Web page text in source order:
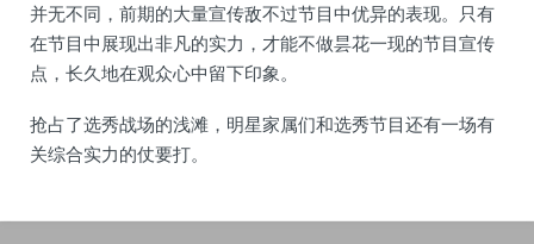
并无不同，前期的大量宣传敌不过节目中优异的表现。只有
在节目中展现出非凡的实力，才能不做昙花一现的节目宣传
点，长久地在观众心中留下印象。
抢占了选秀战场的浅滩，明星家属们和选秀节目还有一场有
关综合实力的仗要打。